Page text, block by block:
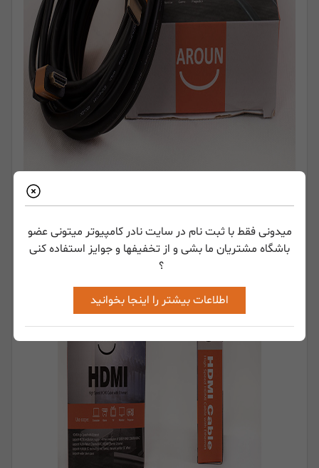
میدونی فقط با ثبت نام در سایت نادر کامپیوتر میتونی عضو
باشگاه مشتریان ما بشی و از تخفیفها و جوایز استفاده کنی
؟
اطلاعات بیشتر را اینجا بخوانید
به شما بهترین
ARC نیز پشتیبانی میکند.